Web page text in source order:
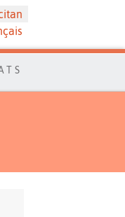
langue